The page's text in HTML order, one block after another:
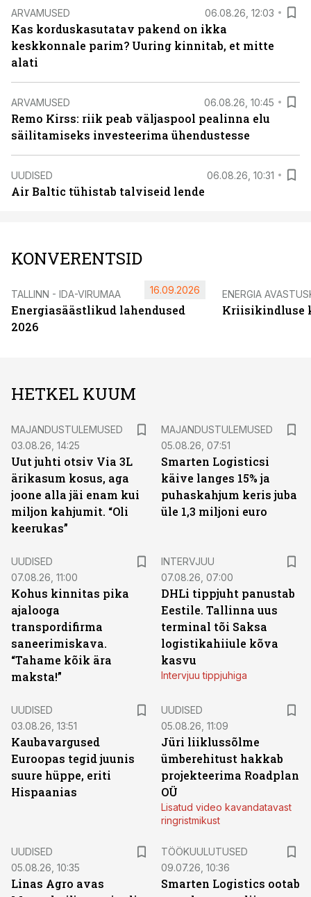
ARVAMUSED 06.08.26, 12:03
Kas korduskasutatav pakend on ikka
keskkonnale parim? Uuring kinnitab, et mitte
alati
ARVAMUSED 06.08.26, 10:45
Remo Kirss: riik peab väljaspool pealinna elu
säilitamiseks investeerima ühendustesse
UUDISED 06.08.26, 10:31
Air Baltic tühistab talviseid lende
KONVERENTSID
TALLINN - IDA-VIRUMAA
Energiasäästlikud lahendused
2026
16.09.2026 ENERGIA
Kriisikindluse
HETKEL KUUM
MAJANDUSTULEMUSED
03.08.26, 14:25
Uut juhti otsiv Via 3L
ärikasum kosus, aga
joone alla jäi enam kui
miljon kahjumit. “Oli
keerukas”
MAJANDUSTULEMUSED
05.08.26, 07:51
Smarten Logisticsi
käive langes 15% ja
puhaskahjum keris juba
üle 1,3 miljoni euro
UUDISED
07.08.26, 11:00
Kohus kinnitas pika
ajalooga
transpordifirma
saneerimiskava.
“Tahame kõik ära
maksta!”
INTERVJUU
07.08.26, 07:00
DHLi tippjuht panustab
Eestile. Tallinna uus
terminal tõi Saksa
logistikahiiule kõva
kasvu
Intervjuu tippjuhiga
UUDISED
03.08.26, 13:51
Kaubavargused
Euroopas tegid juunis
suure hüppe, eriti
Hispaanias
UUDISED
05.08.26, 11:09
Jüri liiklussõlme
ümberehitust hakkab
projekteerima Roadplan
OÜ
Lisatud video kavandatavast
ringristmikust
UUDISED
05.08.26, 10:35
Linas Agro avas
TÖÖKUULUTUSED
09.07.26, 10:36
Smarten Logistics ootab